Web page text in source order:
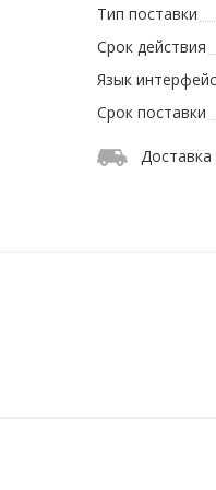
Тип поставки
Срок действия
Язык
Срок поставки